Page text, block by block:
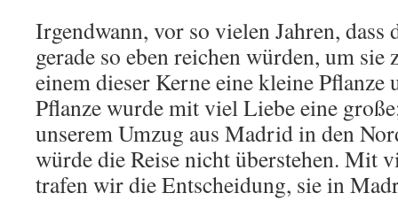
Irgendwann, vor so vielen Jahren, dass
gerade so eben reichen würden, um sie
einem dieser Kerne eine kleine Pflanze
Pflanze wurde mit viel Liebe eine
unserem Umzug aus Madrid in den
würde die Reise nicht überstehen. Mit
trafen wir die Entscheidung, sie in